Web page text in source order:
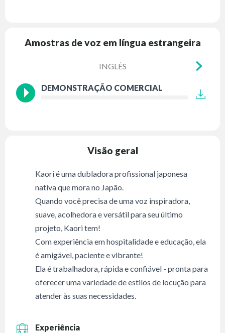
Amostras de voz em língua estrangeira
INGLÊS
DEMONSTRAÇÃO COMERCIAL
Visão geral
Kaori é uma dubladora profissional japonesa
nativa que mora no Japão.
Quando você precisa de uma voz inspiradora,
suave, acolhedora e versátil para seu último
projeto, Kaori tem!
Com experiência em hospitalidade e educação, ela
é amigável, paciente e vibrante!
Ela é trabalhadora, rápida e confiável - pronta para
oferecer uma variedade de estilos de locução para
atender às suas necessidades.
Experiência